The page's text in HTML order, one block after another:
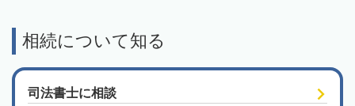
相続について知る
司法書士に相談